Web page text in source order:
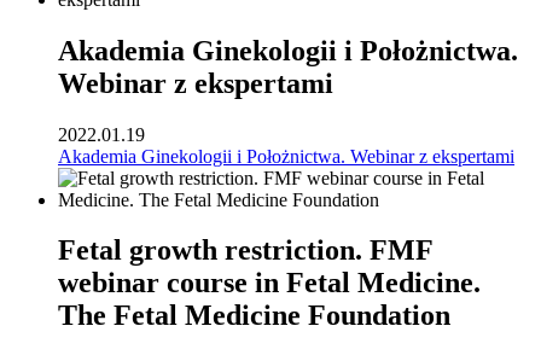
Akademia Ginekologii i Położnictwa.
Webinar z ekspertami
2022.01.19
Akademia Ginekologii i Położnictwa. Webinar z ekspertami
Fetal growth restriction. FMF
webinar course in Fetal Medicine.
The Fetal Medicine Foundation